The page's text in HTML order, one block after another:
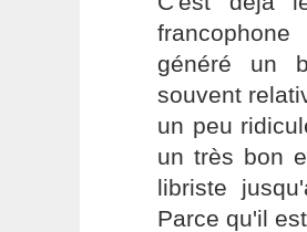
généré un
souvent
un peu
un très bon
libriste
Parce qu'il